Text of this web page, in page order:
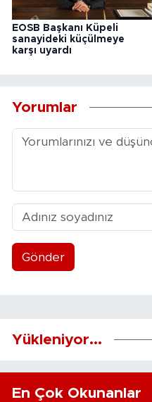
EOSB Başkanı Küpeli
sanayideki küçülmeye
karşı uyardı
Yorumlar
Gönder
Yükleniyor...
En Çok Okunanlar